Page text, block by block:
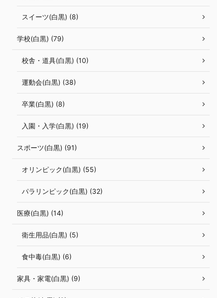
スイーツ(白黒) (8)
学校(白黒) (79)
校舎・道具(白黒) (10)
運動会(白黒) (38)
卒業(白黒) (8)
入園・入学(白黒) (19)
スポーツ(白黒) (91)
オリンピック(白黒) (55)
パラリンピック(白黒) (32)
医療(白黒) (14)
衛生用品(白黒) (5)
食中毒(白黒) (6)
家具・家電(白黒) (9)